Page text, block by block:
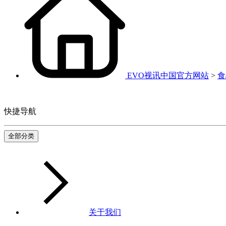
EVO视讯中国官方网站 >
快捷导航
全部分类
关于我们